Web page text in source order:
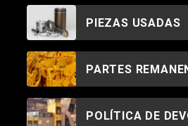
PIEZAS USADAS
PARTES
POLÍTICA DE